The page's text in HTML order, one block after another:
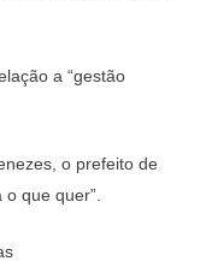
a “gestão
o prefeito de
o que quer”.